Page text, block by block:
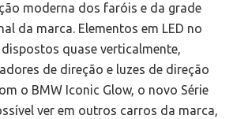
moderna dos faróis e da grade
da marca. Elementos em LED no
quase verticalmente,
de direção e luzes de direção
o BMW Iconic Glow, o novo Série
ver em outros carros da marca,